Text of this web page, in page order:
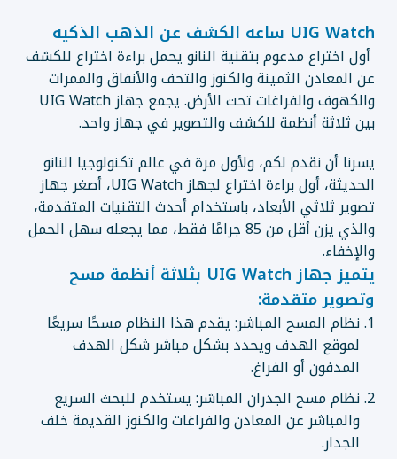
UIG Watch ساعه الكشف عن الذهب الذكيه
أول اختراع مدعوم بتقنية النانو يحمل براءة اختراع للكشف
عن المعادن الثمينة والكنوز والتحف والأنفاق والممرات
والكهوف والفراغات تحت الأرض. يجمع جهاز UIG Watch
بين ثلاثة أنظمة للكشف والتصوير في جهاز واحد.
يسرنا أن نقدم لكم، ولأول مرة في عالم تكنولوجيا النانو
الحديثة، أول براءة اختراع لجهاز UIG Watch، أصغر جهاز
تصوير ثلاثي الأبعاد، باستخدام أحدث التقنيات المتقدمة،
والذي يزن أقل من 85 جرامًا فقط، مما يجعله سهل الحمل
والإخفاء.
يتميز جهاز UIG Watch بثلاثة أنظمة مسح
وتصوير متقدمة:
نظام المسح المباشر: يقدم هذا النظام مسحًا سريعًا
لموقع الهدف ويحدد بشكل مباشر شكل الهدف
المدفون أو الفراغ.
نظام مسح الجدران المباشر: يستخدم للبحث السريع
والمباشر عن المعادن والفراغات والكنوز القديمة خلف
الجدار.